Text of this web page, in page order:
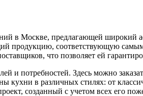
в Москве, предлагающей широкий
продукцию, соответствующую
что позволяет ей
и потребностей. Здесь можно
кухни в различных стилях: от
созданный с учетом всех его